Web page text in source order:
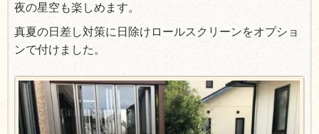
夜の星空も楽しめます。
真夏の日差し対策に日除けロールスクリーンをオプショ
ンで付けました。